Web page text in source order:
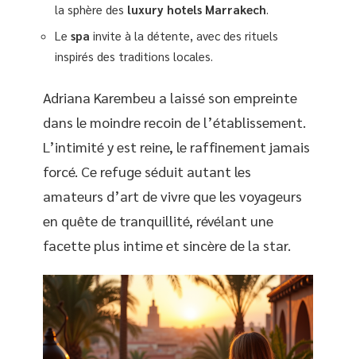
la sphère des luxury hotels Marrakech
Le spa invite à la détente, avec des rituels
inspirés des traditions locales.
Adriana Karembeu a laissé son empreinte
dans le moindre recoin de l’établissement.
L’intimité y est reine, le raffinement jamais
forcé. Ce refuge séduit autant les
amateurs d’art de vivre que les voyageurs
en quête de tranquillité, révélant une
facette plus intime et sincère de la star.